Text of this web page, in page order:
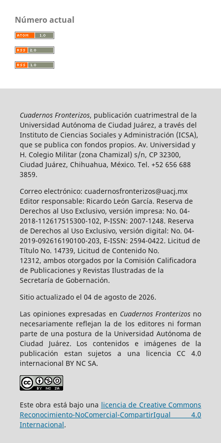
Número actual
Cuadernos Fronterizos, publicación cuatrimestral de la
Universidad Autónoma de Ciudad Juárez, a través del
Instituto de Ciencias Sociales y Administración (ICSA),
que se publica con fondos propios. Av. Universidad y
H. Colegio Militar (zona Chamizal) s/n, CP 32300,
Ciudad Juárez, Chihuahua, México. Tel. +52 656 688
3859.
Correo electrónico: cuadernosfronterizos@uacj.mx
Editor responsable: Ricardo León García. Reserva de
Derechos al Uso Exclusivo, versión impresa: No. 04-
2018-112617515300-102, P-ISSN: 2007-1248. Reserva
de Derechos al Uso Exclusivo, versión digital: No. 04-
2019-092616190100-203, E-ISSN: 2594-0422. Licitud de
Título No. 14739, Licitud de Contenido No.
12312, ambos otorgados por la Comisión Calificadora
de Publicaciones y Revistas Ilustradas de la
Secretaría de Gobernación.
Sitio actualizado el 04 de agosto de 2026.
Las opiniones expresadas en Cuadernos Fronterizosno
necesariamente reflejan la de los editores ni forman
parte de una postura de la Universidad Autónoma de
Ciudad Juárez. Los contenidos e imágenes de la
publicación estan sujetos a una licencia CC 4.0
internacional BY NC SA.
Este obra está bajo una licencia de Creative Commons
Reconocimiento-NoComercial-CompartirIgual 4.0
Internacional.